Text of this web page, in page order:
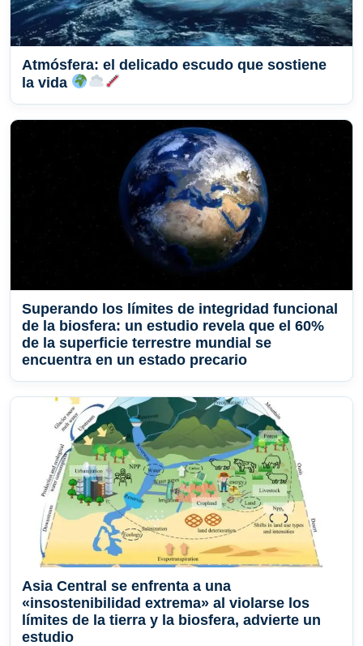
Atmósfera: el delicado escudo que sostiene
la vida
Superando los límites de integridad funcional
de la biosfera: un estudio revela que el 60%
de la superficie terrestre mundial se
encuentra en un estado precario
Asia Central se enfrenta a una
«insostenibilidad extrema» al violarse los
límites de la tierra y la biosfera, advierte un
estudio